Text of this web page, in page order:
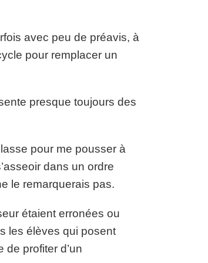
avec peu de préavis, à
pour remplacer un
presque toujours des
pour me pousser à
dans un ordre
le remarquerais pas.
étaient erronées ou
les élèves qui posent
de profiter d’un